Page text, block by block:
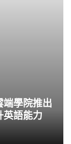
學院推出
語能力